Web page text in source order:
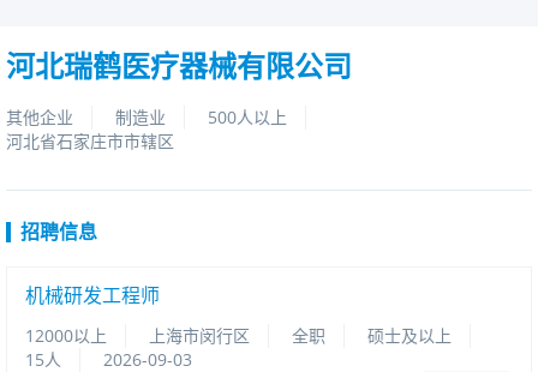
河北瑞鹤医疗器械有限公司
其他企业 制造业
500人以上
河北省石家庄市市辖区
招聘信息
机械研发工程师
12000以上 上海市闵行区 全职
硕士及以上
15人
2026-09-03